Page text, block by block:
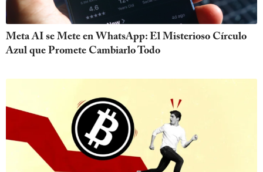
Meta AI se Mete en WhatsApp: El Misterioso Círculo
Azul que Promete Cambiarlo Todo